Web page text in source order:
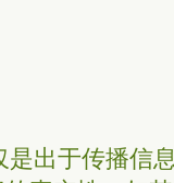
出于传播信